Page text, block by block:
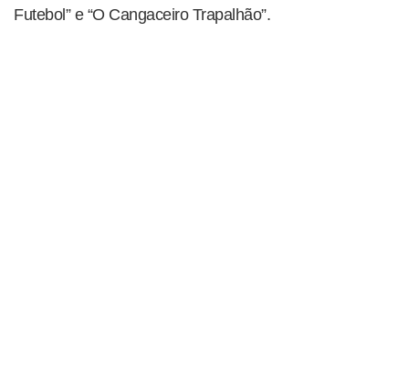
Futebol” e “O Cangaceiro Trapalhão”.